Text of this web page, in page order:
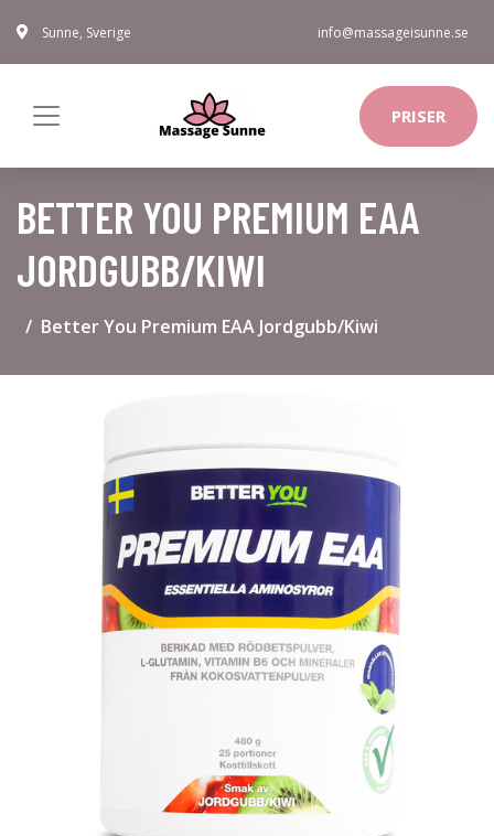
Sunne, Sverige info@massageisunne.se
PRISER
BETTER YOU PREMIUM EAA
JORDGUBB/KIWI
Better You Premium EAA Jordgubb/Kiwi